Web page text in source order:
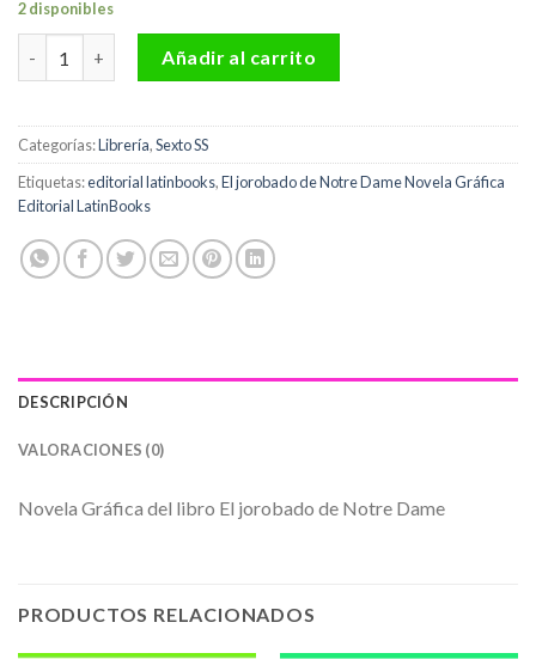
2 disponibles
Añadir al carrito
Categorías:Librería,Sexto SS
Etiquetas:editorial latinbooks,El jorobado de Notre Dame Novela Gráfica
Editorial LatinBooks
DESCRIPCIÓN
VALORACIONES (0)
Novela Gráfica del libro El jorobado de Notre Dame
PRODUCTOS RELACIONADOS